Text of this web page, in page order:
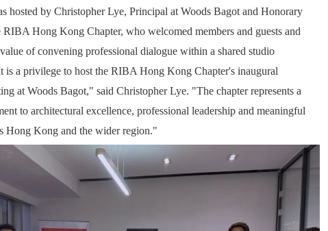
hosted by Christopher Lye, Principal at Woods Bagot and Honorary
RIBA Hong Kong Chapter, who welcomed members and guests and
of convening professional dialogue within a shared studio
is a privilege to host the RIBA Hong Kong Chapter's inaugural
at Woods Bagot," said Christopher Lye. "The chapter represents a
to architectural excellence, professional leadership and meaningful
Hong Kong and the wider region."